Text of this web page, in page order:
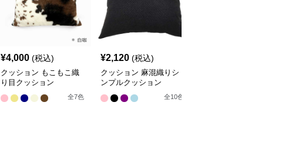
¥4,000 (税込)
クッション もこもこ織
り目クッション
全7色
¥2,120 (税込)
クッション 麻混織りシ
ンプルクッション
全10色